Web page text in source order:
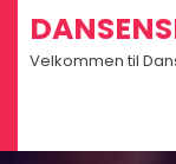
Skip
content
Velkommen til